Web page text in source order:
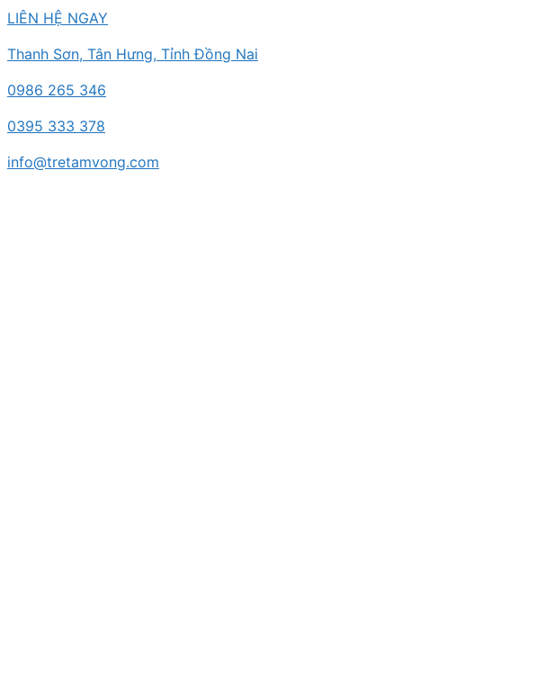
Chuyển
nội
dung
LIÊN HỆ NGAY
Thanh Sơn, Tân Hưng, Tỉnh Đồng Nai
0986 265 346
0395 333 378
info@tretamvong.com